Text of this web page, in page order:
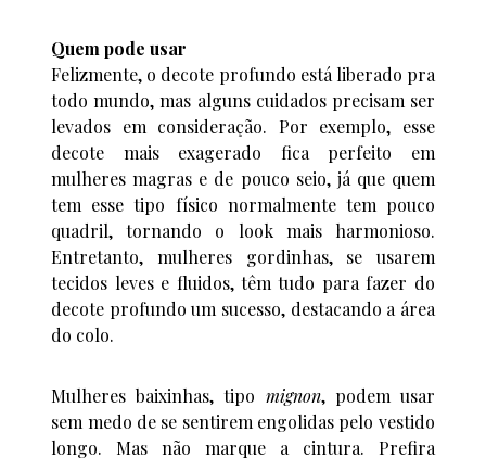
Quem pode usar
Felizmente, o decote profundo está liberado pra
todo mundo, mas alguns cuidados precisam ser
levados em consideração. Por exemplo, esse
decote mais exagerado fica perfeito em
mulheres magras e de pouco seio, já que quem
tem esse tipo físico normalmente tem pouco
quadril, tornando o look mais harmonioso.
Entretanto, mulheres gordinhas, se usarem
tecidos leves e fluidos, têm tudo para fazer do
decote profundo um sucesso, destacando a área
do colo.
Mulheres baixinhas, tipo mignon, podem usar
sem medo de se sentirem engolidas pelo vestido
longo. Mas não marque a cintura. Prefira